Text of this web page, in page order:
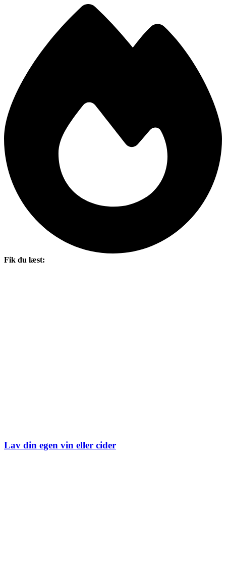
Fik du læst:
Lav din egen vin eller cider